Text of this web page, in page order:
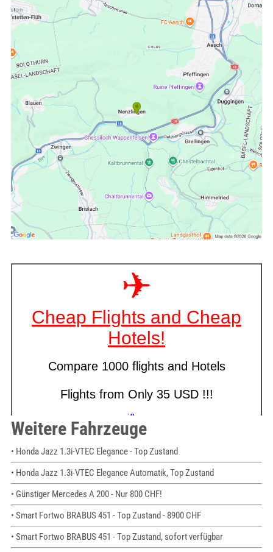
Weitere Fahrzeuge
• Honda Jazz 1.3i-VTEC Elegance - Top Zustand
• Honda Jazz 1.3i-VTEC Elegance Automatik, Top Zustand
• Günstiger Mercedes A 200 - Nur 800 CHF!
• Smart Fortwo BRABUS 451 - Top Zustand - 8900 CHF
• Smart Fortwo BRABUS 451 - Top Zustand, sofort verfügbar